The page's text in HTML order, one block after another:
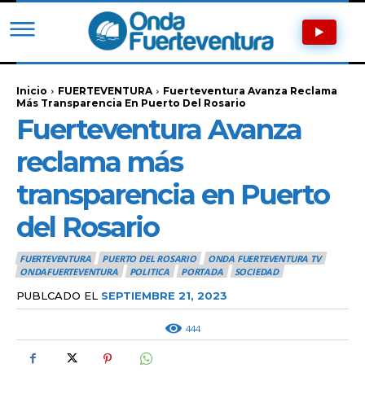
Inicio FUERTEVENTURA
Fuerteventura Avanza Reclama
Más Transparencia En Puerto Del Rosario
Fuerteventura Avanza
reclama más
transparencia en Puerto
del Rosario
FUERTEVENTURA PUERTO DEL ROSARIO
ONDA FUERTEVENTURA TV
ONDAFUERTEVENTURA
POLITICA PORTADA SOCIEDAD
PUBLCADO EL SEPTIEMBRE 21, 2023
444